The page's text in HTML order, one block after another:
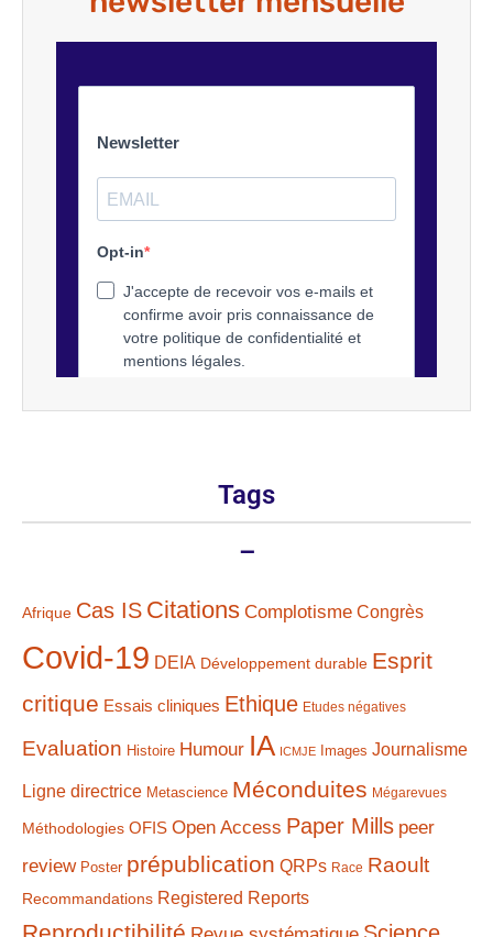
Tags
–
Afrique Cas IS Citations Complotisme Congrès
Covid-19 DEIA Développement durable Esprit
critique Essais cliniques Ethique Etudes négatives
Evaluation Histoire Humour IA ICMJE Images Journalisme
Ligne directrice Metascience Méconduites Mégarevues
Méthodologies OFIS Open Access Paper Mills peer
review Poster prépublication QRPs Race Raoult
Recommandations Registered Reports